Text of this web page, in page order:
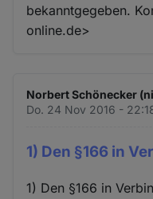
bekanntgegeben.
online.de>
Norbert Schönecker
Do. 24 Nov 2016 -
1) Den §166 in
1) Den §166 in